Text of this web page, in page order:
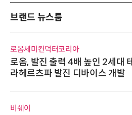
브랜드 뉴스룸
로옴세미컨덕터코리아
로옴, 발진 출력 4배 높인 2세대 테
라헤르츠파 발진 디바이스 개발
비쉐이